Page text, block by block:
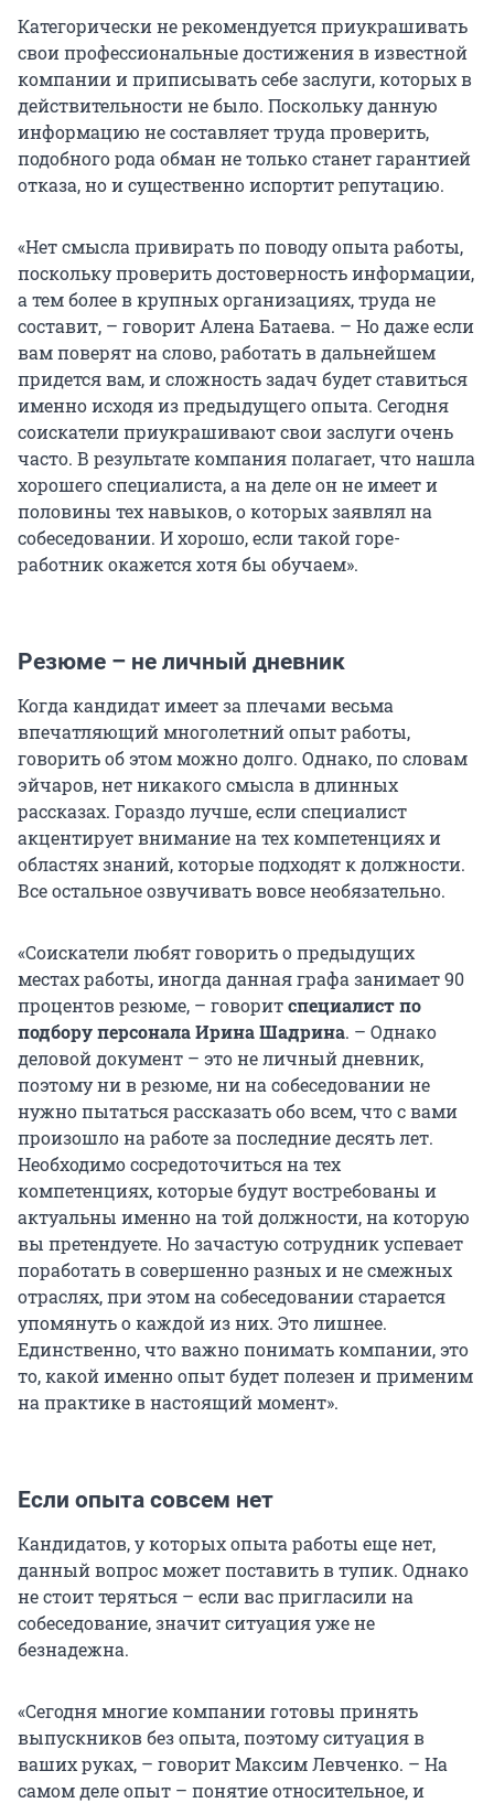
Категорически не рекомендуется приукрашивать
свои профессиональные достижения в известной
компании и приписывать себе заслуги, которых в
действительности не было. Поскольку данную
информацию не составляет труда проверить,
подобного рода обман не только станет гарантией
отказа, но и существенно испортит репутацию.
«Нет смысла привирать по поводу опыта работы,
поскольку проверить достоверность информации,
а тем более в крупных организациях, труда не
составит, – говорит Алена Батаева. – Но даже если
вам поверят на слово, работать в дальнейшем
придется вам, и сложность задач будет ставиться
именно исходя из предыдущего опыта. Сегодня
соискатели приукрашивают свои заслуги очень
часто. В результате компания полагает, что нашла
хорошего специалиста, а на деле он не имеет и
половины тех навыков, о которых заявлял на
собеседовании. И хорошо, если такой горе-
работник окажется хотя бы обучаем».
Резюме – не личный дневник
Когда кандидат имеет за плечами весьма
впечатляющий многолетний опыт работы,
говорить об этом можно долго. Однако, по словам
эйчаров, нет никакого смысла в длинных
рассказах. Гораздо лучше, если специалист
акцентирует внимание на тех компетенциях и
областях знаний, которые подходят к должности.
Все остальное озвучивать вовсе необязательно.
«Соискатели любят говорить о предыдущих
местах работы, иногда данная графа занимает 90
процентов резюме, – говоритспециалист по
подбору персонала Ирина Шадрина. – Однако
деловой документ – это не личный дневник,
поэтому ни в резюме, ни на собеседовании не
нужно пытаться рассказать обо всем, что с вами
произошло на работе за последние десять лет.
Необходимо сосредоточиться на тех
компетенциях, которые будут востребованы и
актуальны именно на той должности, на которую
вы претендуете. Но зачастую сотрудник успевает
поработать в совершенно разных и не смежных
отраслях, при этом на собеседовании старается
упомянуть о каждой из них. Это лишнее.
Единственно, что важно понимать компании, это
то, какой именно опыт будет полезен и применим
на практике в настоящий момент».
Если опыта совсем нет
Кандидатов, у которых опыта работы еще нет,
данный вопрос может поставить в тупик. Однако
не стоит теряться – если вас пригласили на
собеседование, значит ситуация уже не
безнадежна.
«Сегодня многие компании готовы принять
выпускников без опыта, поэтому ситуация в
ваших руках, – говорит Максим Левченко. – На
самом деле опыт – понятие относительное, и